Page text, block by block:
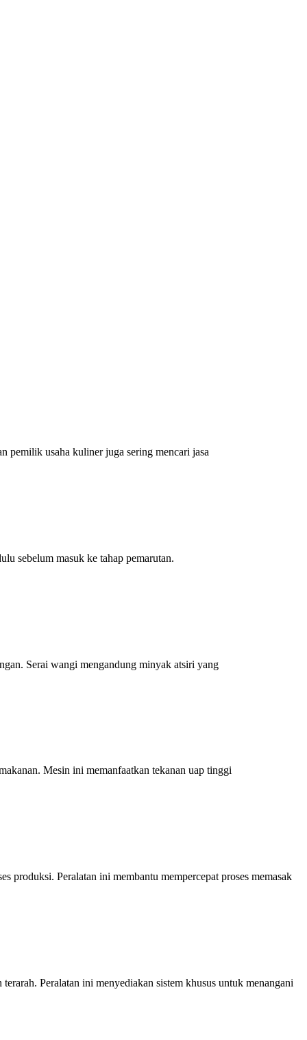
pemilik usaha kuliner juga sering mencari jasa
sebelum masuk ke tahap pemarutan.
Serai wangi mengandung minyak atsiri yang
Mesin ini memanfaatkan tekanan uap tinggi
produksi. Peralatan ini membantu mempercepat proses memasak
Peralatan ini menyediakan sistem khusus untuk menangani